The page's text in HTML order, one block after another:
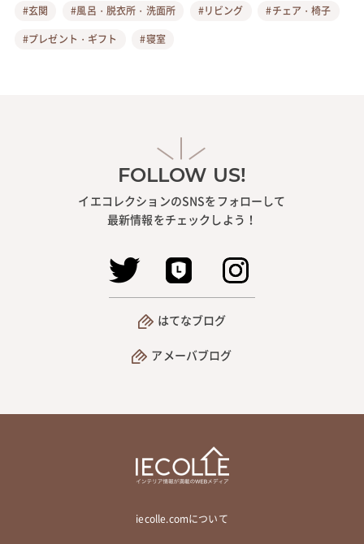
#玄関
#風呂・脱衣所・洗面所 #リビング
#チェア・椅子
#プレゼント・ギフト
#寝室
FOLLOW US!
イエコレクションのSNSをフォローして
最新情報をチェックしよう！
はてなブログ
アメーバブログ
iecolle.comについて